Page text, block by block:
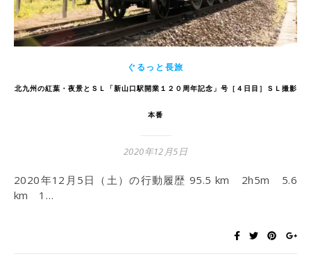
ぐるっと長旅
北九州の紅葉・夜景とＳＬ「新山口駅開業１２０周年記念」号［４日目］ＳＬ撮影
本番
2020年12月5日
2020年12月5日（土）の行動履歴 95.5 km 2h5m 5.6
km 1…